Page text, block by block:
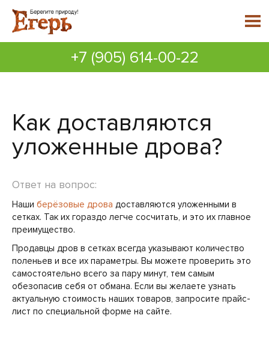
+7 (905) 614-00-22
Как доставляются
уложенные дрова?
Ответ на вопрос:
Наши берёзовые дрова доставляются уложенными в
сетках. Так их гораздо легче сосчитать, и это их главное
преимущество.
Продавцы дров в сетках всегда указывают количество
поленьев и все их параметры. Вы можете проверить это
самостоятельно всего за пару минут, тем самым
обезопасив себя от обмана. Если вы желаете узнать
актуальную стоимость наших товаров, запросите прайс-
лист по специальной форме на сайте.